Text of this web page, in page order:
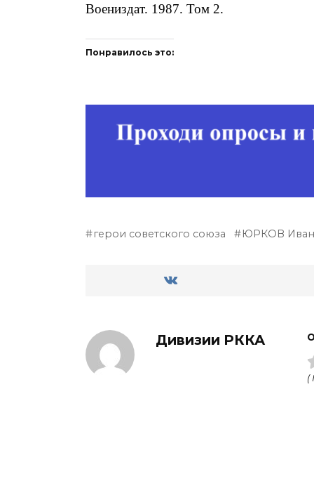
Воениздат. 1987. Том 2.
Понравилось это:
герои советского союза ЮРКОВ Иван
Дивизии РККА
(